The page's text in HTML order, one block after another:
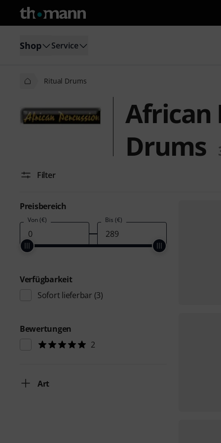
Shop Service
Ritual Drums
African
Drums
Filter
Preisbereich
Von (€) Bis (€)
Verfügbarkeit
Sofort lieferbar (3)
Bewertungen
2
Art